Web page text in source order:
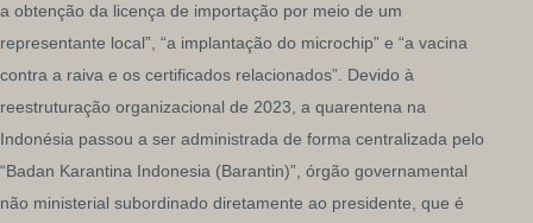
a obtenção da licença de importação por meio de um
representante local”, “a implantação do microchip” e “a vacina
contra a raiva e os certificados relacionados”. Devido à
reestruturação organizacional de 2023, a quarentena na
Indonésia passou a ser administrada de forma centralizada pelo
“Badan Karantina Indonesia (Barantin)”, órgão governamental
não ministerial subordinado diretamente ao presidente, que é